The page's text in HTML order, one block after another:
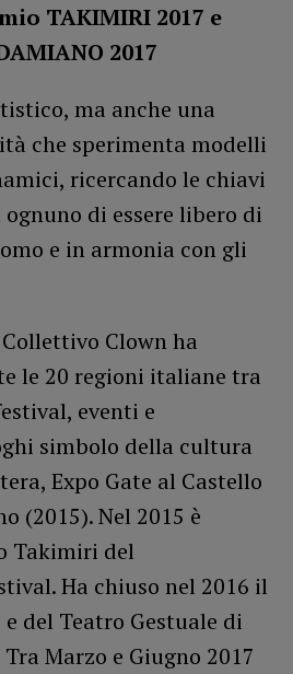
TAKIMIRI 2017 e
2017
ma anche una
che sperimenta modelli
ricercando le chiavi
di essere libero di
e in armonia con gli
Clown ha
le 20 regioni italiane tra
eventi e
simbolo della cultura
Expo Gate al Castello
(2015). Nel 2015 è
Takimiri del
Ha chiuso nel 2016 il
del Teatro Gestuale di
Marzo e Giugno 2017